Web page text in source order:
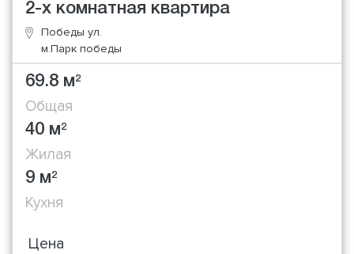
2-х комнатная квартира
Победы ул.
м.Парк победы
69.8 м2
Общая
40 м2
Жилая
9 м2
Кухня
Цена